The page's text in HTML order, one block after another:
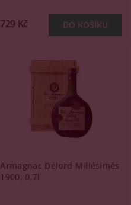
729 Kč
Armagnac Delord Millésimés
1900, 0,7l